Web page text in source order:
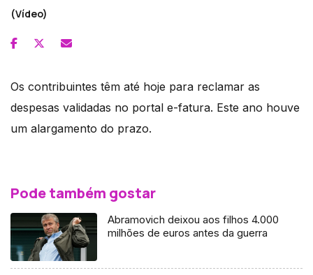
(Vídeo)
Os contribuintes têm até hoje para reclamar as
despesas validadas no portal e-fatura. Este ano houve
um alargamento do prazo.
Pode também gostar
Abramovich deixou aos filhos 4.000
milhões de euros antes da guerra